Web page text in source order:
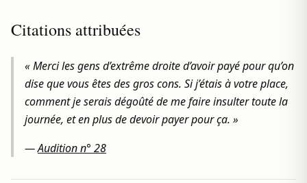
Citations attribuées
« Merci les gens d’extrême droite d’avoir payé pour qu’on
dise que vous êtes des gros cons. Si j’étais à votre place,
comment je serais dégoûté de me faire insulter toute la
journée, et en plus de devoir payer pour ça. »
—Audition n° 28